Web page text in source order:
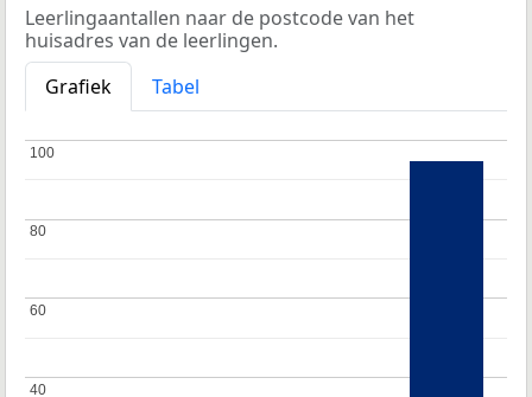
Leerlingaantallen naar de postcode van het
huisadres van de leerlingen.
Grafiek
Tabel
40
40
60
60
80
80
100
100